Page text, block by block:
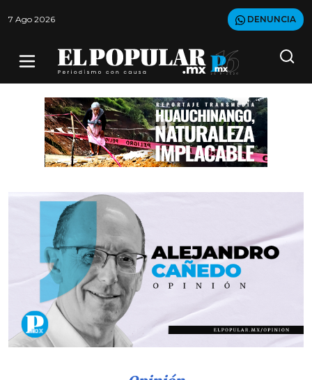
7 Ago 2026 DENUNCIA